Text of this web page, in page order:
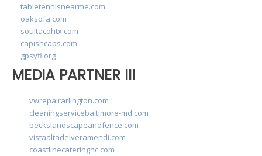
tabletennisnearme.com
oaksofa.com
soultacohtx.com
capishcaps.com
gpsyfl.org
MEDIA PARTNER III
vwrepairarlington.com
cleaningservicebaltimore-md.com
beckslandscapeandfence.com
vistaaltadelveramendi.com
coastlinecateringnc.com